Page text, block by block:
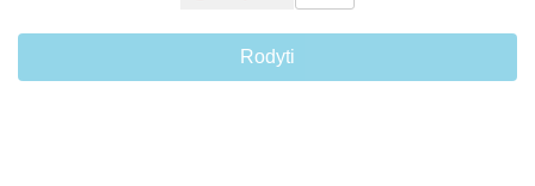
Rodyti